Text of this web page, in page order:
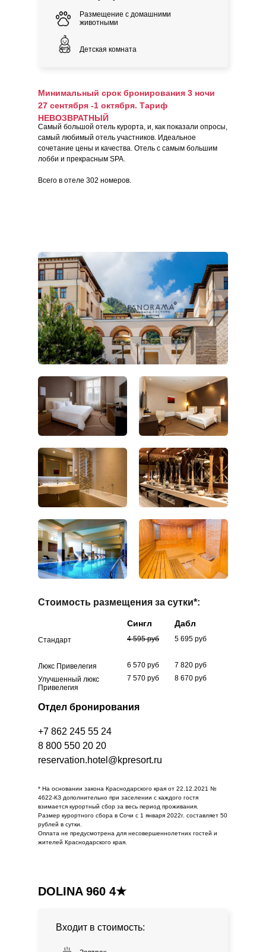
Размещение с домашними
животными
Детская комната
Минимальный срок бронирования 3 ночи
27 сентября -1 октября. Тариф
НЕВОЗВРАТНЫЙ
Самый большой отель курорта, и, как показали опросы,
самый любимый отель участников. Идеальное
сочетание цены и качества. Отель с самым большим
лобби и прекрасным SPA.
Всего в отеле 302 номеров.
Стоимость размещения за сутки*:
* На основании закона Краснодарского края от 22.12.2021 №
4622-КЗ дополнительно при заселении с каждого гостя
взимается курортный сбор за весь период проживания.
Размер курортного сбора в Сочи с 1 января 2022г. составляет 50
рублей в сутки.
Оплата не предусмотрена для несовершеннолетних гостей и
жителей Краснодарского края.
Отдел бронирования
8 800 550 20 20
reservation.hotel@kpresort.ru
+7 862 245 55 24
Сингл Дабл
Стандарт
Люкс Привелегия
Улучшенный люкс
Привелегия
4 595 руб
6 570 руб
7 570 руб
5 695 руб
7 820 руб
8 670 руб
DOLINA 960 4★
Входит в стоимость: